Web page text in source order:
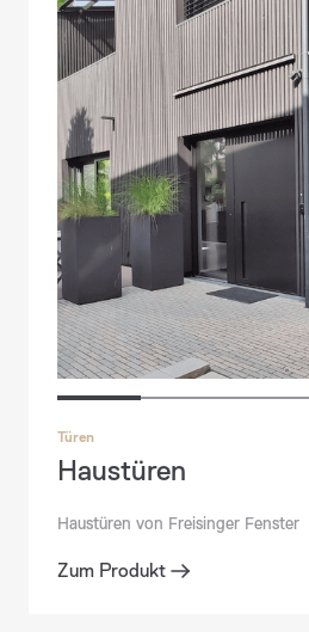
Haustüren
Türen
Haustüren von Freisinger Fenster
Zum Produkt